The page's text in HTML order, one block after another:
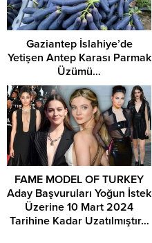
Gaziantep İslahiye’de
Yetişen Antep Karası Parmak
Üzümü…
FAME MODEL OF TURKEY
Aday Başvuruları Yoğun İstek
Üzerine 10 Mart 2024
Tarihine Kadar Uzatılmıştır…